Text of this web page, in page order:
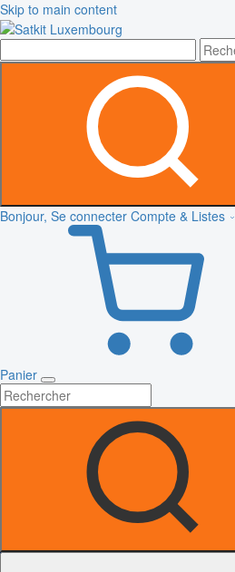
Skip to main content
Bonjour, Se connecter Compte & Listes
Panier